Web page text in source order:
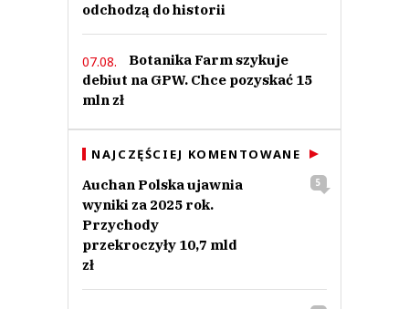
odchodzą do historii
07.08.
Botanika Farm szykuje
debiut na GPW. Chce pozyskać 15
mln zł
NAJCZĘŚCIEJ KOMENTOWANE
Auchan Polska ujawnia
wyniki za 2025 rok.
Przychody
przekroczyły 10,7 mld
zł
5